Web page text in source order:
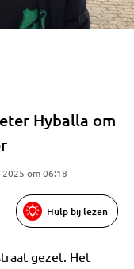
Hyballa om
om 06:18
Hulp bij lezen
gezet. Het